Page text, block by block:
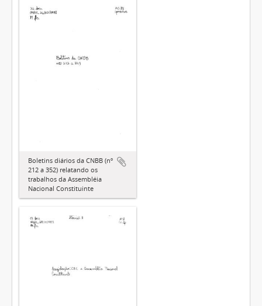
Boletins diários da CNBB (nº
212 a 352) relatando os
trabalhos da Assembléia
Nacional Constituinte